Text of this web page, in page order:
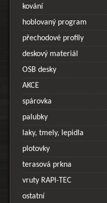
kování
hoblovaný program
přechodové profily
deskový materiál
OSB desky
AKCE
spárovka
palubky
laky, tmely, lepidla
plotovky
terasová prkna
vruty RAPI-TEC
ostatní